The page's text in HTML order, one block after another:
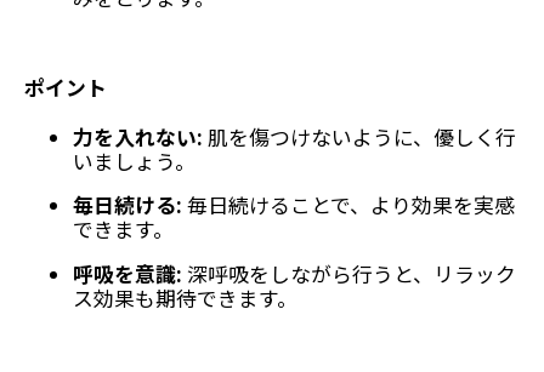
ポイント
力を入れない: 肌を傷つけないように、優しく行
いましょう。
毎日続ける: 毎日続けることで、より効果を実感
できます。
呼吸を意識: 深呼吸をしながら行うと、リラック
ス効果も期待できます。